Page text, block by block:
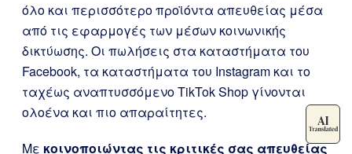
όλο και περισσότερο προϊόντα απευθείας μέσα
από τις εφαρμογές των μέσων κοινωνικής
δικτύωσης. Οι πωλήσεις στα καταστήματα του
Facebook, τα καταστήματα του Instagram και το
ταχέως αναπτυσσόμενο TikTok Shop γίνονται
ολοένα και πιο απαραίτητες.
Με κοινοποιώντας τις κριτικές σας απευθείας